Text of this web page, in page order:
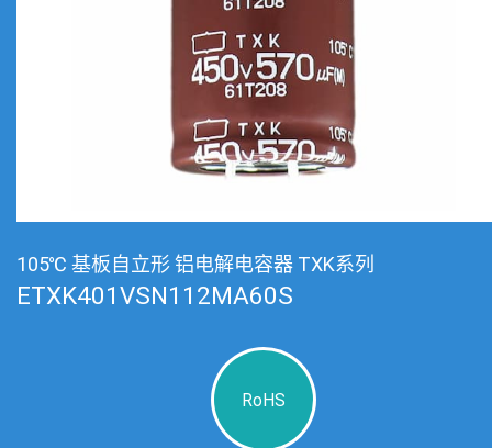
105℃ 基板自立形 铝电解电容器 TXK系列
ETXK401VSN112MA60S
RoHS